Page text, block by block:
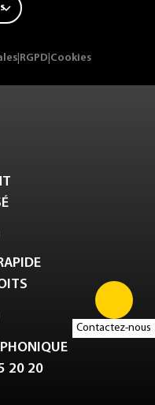
Contactez-nous
RGPD Cookies
20 20